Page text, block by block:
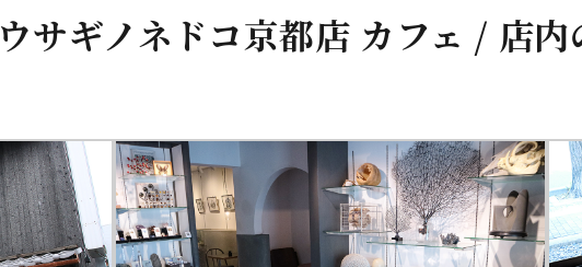
ウサギノネドコ京都店 カフェ / 店